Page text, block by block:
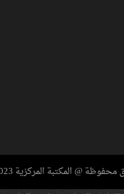
OF
@ المكتبة المركزية 2023